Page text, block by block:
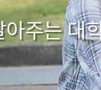
아주는 대